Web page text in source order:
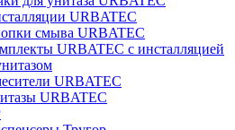
URBATEC
смыва URBATEC
URBATEC с инсталляцией
URBATEC
URBATEC